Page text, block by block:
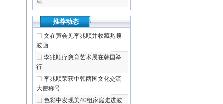
推荐动态
文在寅会见李兆顺并收藏兆顺
波画
李兆顺疗愈育艺术展在韩国举
行
李兆顺荣获中韩两国文化交流
大使称号
色彩中发现美40组家庭走进波